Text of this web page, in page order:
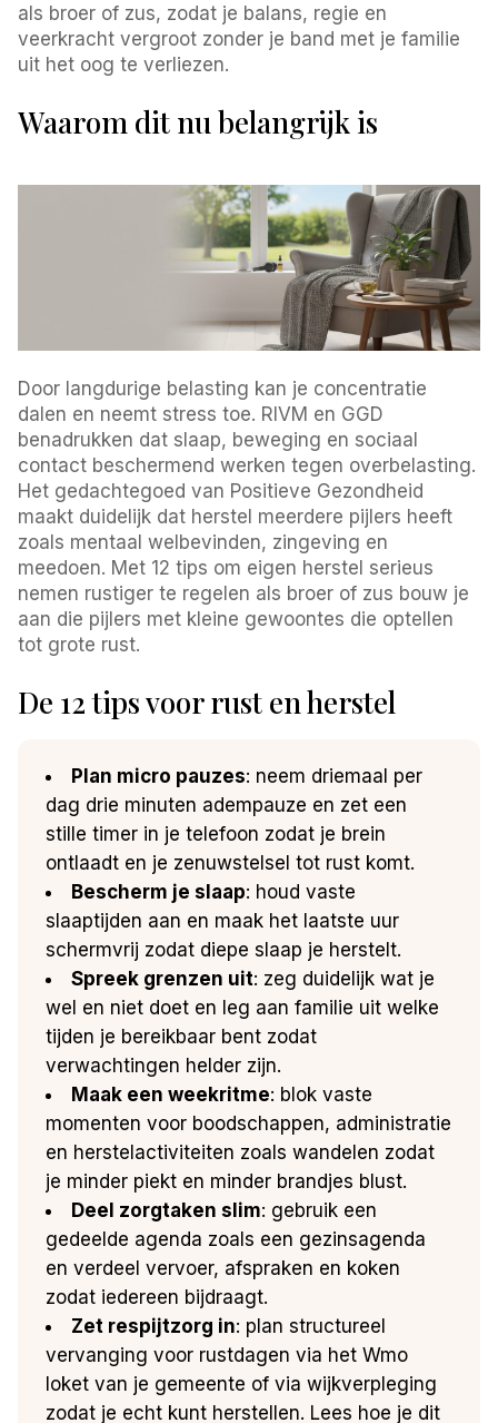
als broer of zus, zodat je balans, regie en
veerkracht vergroot zonder je band met je familie
uit het oog te verliezen.
Waarom dit nu belangrijk is
Door langdurige belasting kan je concentratie
dalen en neemt stress toe. RIVM en GGD
benadrukken dat slaap, beweging en sociaal
contact beschermend werken tegen overbelasting.
Het gedachtegoed van Positieve Gezondheid
maakt duidelijk dat herstel meerdere pijlers heeft
zoals mentaal welbevinden, zingeving en
meedoen. Met 12 tips om eigen herstel serieus
nemen rustiger te regelen als broer of zus bouw je
aan die pijlers met kleine gewoontes die optellen
tot grote rust.
De 12 tips voor rust en herstel
Plan micro pauzes: neem driemaal per
dag drie minuten adempauze en zet een
stille timer in je telefoon zodat je brein
ontlaadt en je zenuwstelsel tot rust komt.
Bescherm je slaap: houd vaste
slaaptijden aan en maak het laatste uur
schermvrij zodat diepe slaap je herstelt.
Spreek grenzen uit: zeg duidelijk wat je
wel en niet doet en leg aan familie uit welke
tijden je bereikbaar bent zodat
verwachtingen helder zijn.
Maak een weekritme: blok vaste
momenten voor boodschappen, administratie
en herstelactiviteiten zoals wandelen zodat
je minder piekt en minder brandjes blust.
Deel zorgtaken slim: gebruik een
gedeelde agenda zoals een gezinsagenda
en verdeel vervoer, afspraken en koken
zodat iedereen bijdraagt.
Zet respijtzorg in: plan structureel
vervanging voor rustdagen via het Wmo
loket van je gemeente of via wijkverpleging
zodat je echt kunt herstellen. Lees hoe je dit